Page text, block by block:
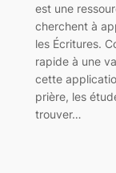
est une
cherchent à
les Écritures.
rapide à une
cette
prière, les
trouver…